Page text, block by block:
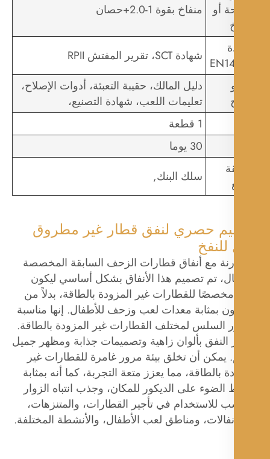
منفاخ بقوة 1-2.0+حصان
شهادة SCT، تقرير المفتش RPII
دليل المالك، حقيبة التعبئة، أدوات الإصلاح،
تعليمات اللعب، شهادة التصنيع،
سلك البنك,
حصري لنفق قطار غير مطروق
مع أنفاق قطارات الزحف السابقة المخصصة
تم تصميم هذا الأنفاق بشكل أساسي ليكون
للقطارات غير المزودة بالطاقة، بدلاً من
بمثابة معدات لعب وزحف للأطفال. إنها مناسبة
السلس لمختلف القطارات غير المزودة بالطاقة.
النفق بألوان زاهية وتصميمات جذابة ومظهر جميل
أن تخلق بيئة مرور غامرة للقطارات غير
بالطاقة، مما يعزز متعة التجربة، كما أنه بمثابة
الضوء على الديكور للمكان، وجذب انتباه الزوار
للاستخدام في تأجير القطارات، والمتنزهات،
ومناطق لعب الأطفال، والأنشطة المختلفة.